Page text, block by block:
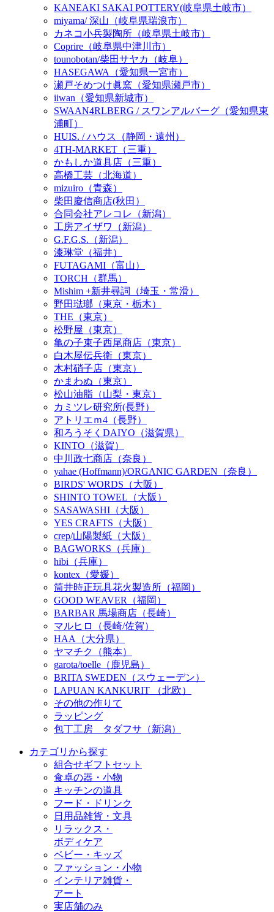
KANEAKI SAKAI POTTERY(岐阜県土岐市）
miyama/ 深山（岐阜県瑞浪市）
カネコ小兵製陶所（岐阜県土岐市）
Coprire（岐阜県中津川市）
tounobotan/柴田サヤカ（岐阜）
HASEGAWA（愛知県一宮市）
瀬戸そめつけ眞窯（愛知県瀬戸市）
iiwan（愛知県新城市）
SWAAN4RLBERG / スワンアルバーグ（愛知県東
浦町）
HUIS. / ハウス（静岡・遠州）
4TH-MARKET（三重）
かもしか道具店（三重）
高橋工芸（北海道）
mizuiro（青森）
柴田慶信商店(秋田）
合同会社アレコレ（新潟）
工房アイザワ（新潟）
G.F.G.S.（新潟）
漆琳堂（福井）
FUTAGAMI（富山）
TORCH（群馬）
Mishim +新井尋詞（埼玉・常滑）
野田琺瑯（東京・栃木）
THE（東京）
松野屋（東京）
亀の子束子西尾商店（東京）
白木屋伝兵衛（東京）
木村硝子店（東京）
かまわぬ（東京）
松山油脂（山梨・東京）
カミツレ研究所(長野）
アトリエｍ4（長野）
和ろうそくDAIYO（滋賀県）
KINTO（滋賀）
中川政七商店（奈良）
yahae (Hoffmann)/ORGANIC GARDEN（奈良）
BIRDS' WORDS（大阪）
SHINTO TOWEL（大阪）
SASAWASHI（大阪）
YES CRAFTS（大阪）
crep/山陽製紙（大阪）
BAGWORKS（兵庫）
hibi（兵庫）
kontex（愛媛）
筒井時正玩具花火製造所（福岡）
GOOD WEAVER（福岡）
BARBAR 馬場商店（長崎）
マルヒロ（長崎/佐賀）
HAA（大分県）
ヤマチク（熊本）
garota/toelle（鹿児島）
BRITA SWEDEN（スウェーデン）
LAPUAN KANKURIT （北欧）
その他の作りて
ラッピング
包丁工房 タダフサ（新潟）
カテゴリから探す
組合せギフトセット
食卓の器・小物
キッチンの道具
フード・ドリンク
日用品雑貨・文具
リラックス・
ボディケア
ベビー・キッズ
ファッション・小物
インテリア雑貨・
アート
実店舗のみ